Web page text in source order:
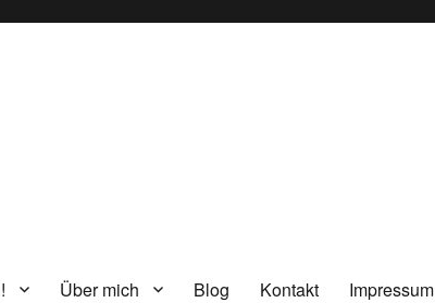
Über mich Blog Kontakt Impressum